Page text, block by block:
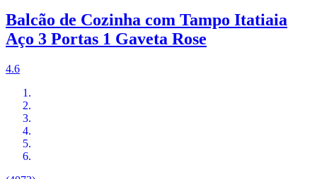
Balcão de Cozinha com Tampo Itatiaia
Aço 3 Portas 1 Gaveta Rose
4.6